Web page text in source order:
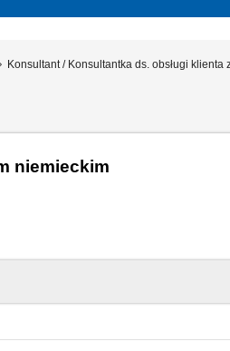
Konsultant / Konsultantka ds. obsługi
niemieckim